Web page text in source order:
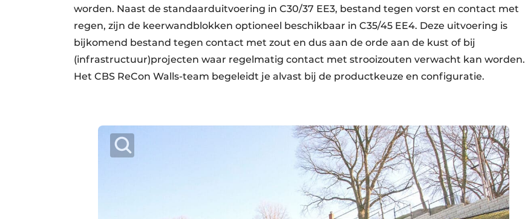
worden. Naast de standaarduitvoering in C30/37 EE3, bestand tegen vorst en contact met
regen, zijn de keerwandblokken optioneel beschikbaar in C35/45 EE4. Deze uitvoering is
bijkomend bestand tegen contact met zout en dus aan de orde aan de kust of bij
(infrastructuur)projecten waar regelmatig contact met strooizouten verwacht kan worden.
Het CBS ReCon Walls-team begeleidt je alvast bij de productkeuze en configuratie.